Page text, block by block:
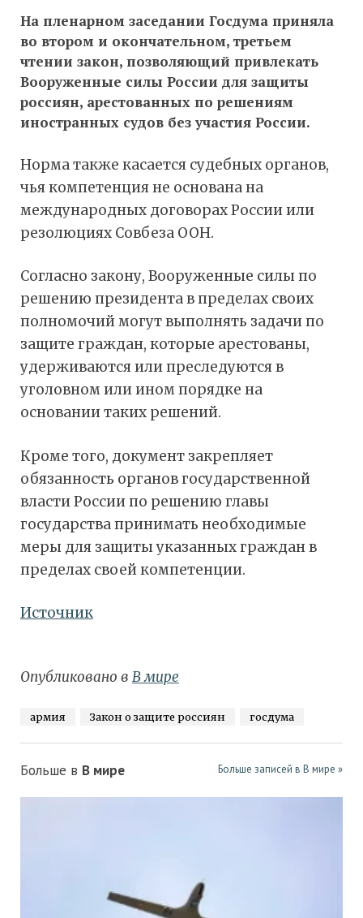
На пленарном заседании Госдума приняла
во втором и окончательном, третьем
чтении закон, позволяющий привлекать
Вооруженные силы России для защиты
россиян, арестованных по решениям
иностранных судов без участия России.
Норма также касается судебных органов,
чья компетенция не основана на
международных договорах России или
резолюциях Совбеза ООН.
Согласно закону, Вооруженные силы по
решению президента в пределах своих
полномочий могут выполнять задачи по
защите граждан, которые арестованы,
удерживаются или преследуются в
уголовном или ином порядке на
основании таких решений.
Кроме того, документ закрепляет
обязанность органов государственной
власти России по решению главы
государства принимать необходимые
меры для защиты указанных граждан в
пределах своей компетенции.
Источник
Опубликовано в В мире
армия Закон о защите россиян госдума
Больше в В мире Больше записей в В мире »